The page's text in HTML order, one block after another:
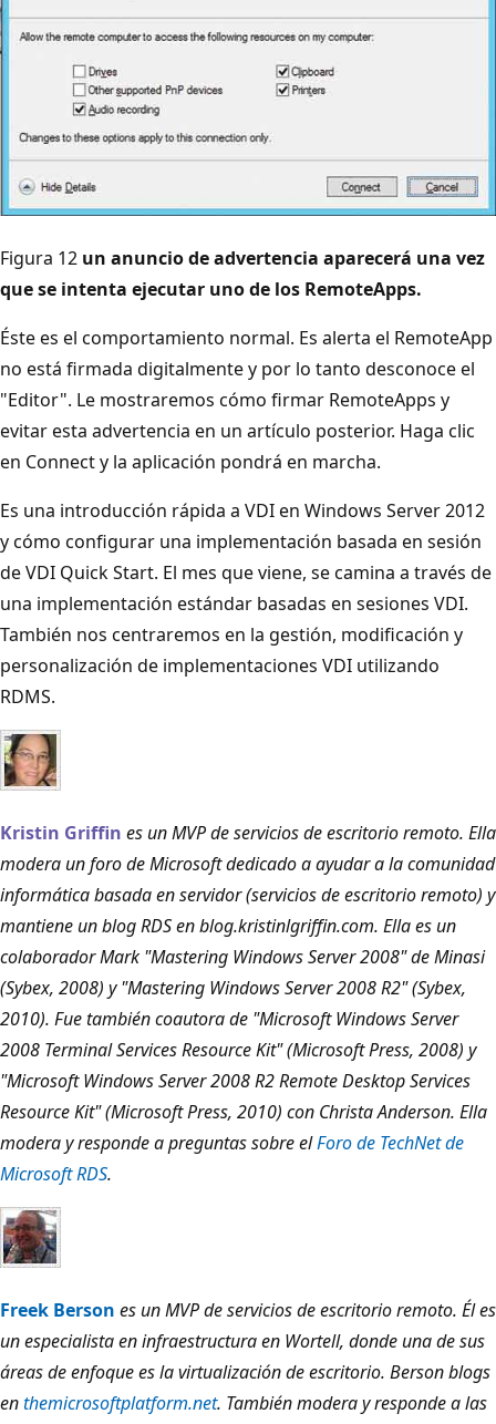
Figura 12 un anuncio de advertencia aparecerá una vez
que se intenta ejecutar uno de los RemoteApps.
Éste es el comportamiento normal. Es alerta el RemoteApp
no está firmada digitalmente y por lo tanto desconoce el
"Editor". Le mostraremos cómo firmar RemoteApps y
evitar esta advertencia en un artículo posterior. Haga clic
en Connect y la aplicación pondrá en marcha.
Es una introducción rápida a VDI en Windows Server 2012
y cómo configurar una implementación basada en sesión
de VDI Quick Start. El mes que viene, se camina a través de
una implementación estándar basadas en sesiones VDI.
También nos centraremos en la gestión, modificación y
personalización de implementaciones VDI utilizando
RDMS.
Kristin Griffin es un MVP de servicios de escritorio remoto. Ella
modera un foro de Microsoft dedicado a ayudar a la comunidad
informática basada en servidor (servicios de escritorio remoto) y
mantiene un blog RDS en blog.kristinlgriffin.com. Ella es un
colaborador Mark "Mastering Windows Server 2008" de Minasi
(Sybex, 2008) y "Mastering Windows Server 2008 R2" (Sybex,
2010). Fue también coautora de "Microsoft Windows Server
2008 Terminal Services Resource Kit" (Microsoft Press, 2008) y
"Microsoft Windows Server 2008 R2 Remote Desktop Services
Resource Kit" (Microsoft Press, 2010) con Christa Anderson. Ella
modera y responde a preguntas sobre elForo de TechNet de
Microsoft RDS.
Freek Berson es un MVP de servicios de escritorio remoto. Él es
un especialista en infraestructura en Wortell, donde una de sus
áreas de enfoque es la virtualización de escritorio. Berson blogs
enthemicrosoftplatform.net. También modera y responde a las